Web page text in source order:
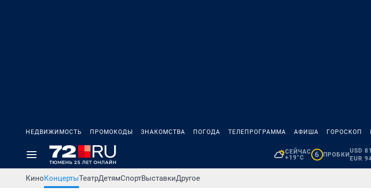
НЕДВИЖИМОСТЬ ПРОМОКОДЫ ЗНАКОМСТВА ПОГОДА ТЕЛЕПРОГРАММА АФИША ГОРОСКОП
СЕЙЧАС
+19°C
6 ПРОБКИ
USD
EUR
КиноКонцертыТеатрДетямСпортВыставкиДругое